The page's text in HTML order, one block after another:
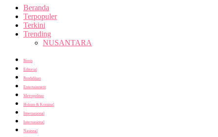
Beranda
Terpopuler
Terkini
Trending
NUSANTARA
Bisnis
Editorial
Pendidikan
Entertainment
Metropolitan
Hukum & Kriminal
Internasional
Internasional
Nasional